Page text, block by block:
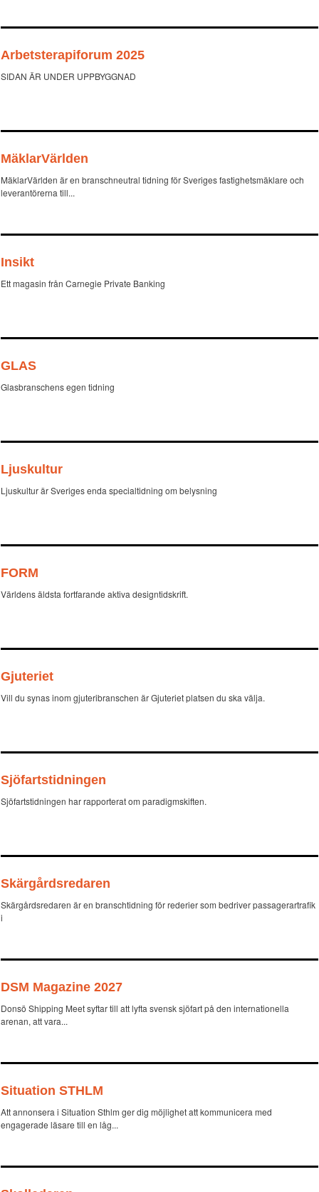
Arbetsterapiforum 2025
SIDAN ÄR UNDER UPPBYGGNAD
MäklarVärlden
MäklarVärlden är en branschneutral tidning för Sveriges fastighetsmäklare och
leverantörerna till...
Insikt
Ett magasin från Carnegie Private Banking
GLAS
Glasbranschens egen tidning
Ljuskultur
Ljuskultur är Sveriges enda specialtidning om belysning
FORM
Världens äldsta fortfarande aktiva designtidskrift.
Gjuteriet
Vill du synas inom gjuteribranschen är Gjuteriet platsen du ska välja.
Sjöfartstidningen
Sjöfartstidningen har rapporterat om paradigmskiften.
Skärgårdsredaren
Skärgårdsredaren är en branschtidning för rederier som bedriver passagerartrafik
i
DSM Magazine 2027
Donsö Shipping Meet syftar till att lyfta svensk sjöfart på den internationella
arenan, att vara...
Situation STHLM
Att annonsera i Situation Sthlm ger dig möjlighet att kommunicera med
engagerade läsare till en låg...